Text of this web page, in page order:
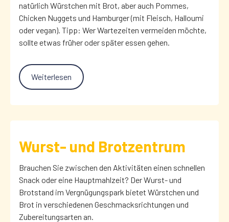
natürlich Würstchen mit Brot, aber auch Pommes,
Chicken Nuggets und Hamburger (mit Fleisch, Halloumi
oder vegan). Tipp: Wer Wartezeiten vermeiden möchte,
sollte etwas früher oder später essen gehen.
Weiterlesen
Wurst- und Brotzentrum
Brauchen Sie zwischen den Aktivitäten einen schnellen
Snack oder eine Hauptmahlzeit? Der Wurst- und
Brotstand im Vergnügungspark bietet Würstchen und
Brot in verschiedenen Geschmacksrichtungen und
Zubereitungsarten an.